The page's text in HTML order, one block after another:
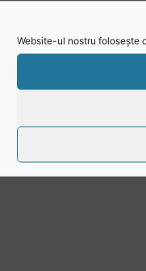
Website-ul nostru folosește